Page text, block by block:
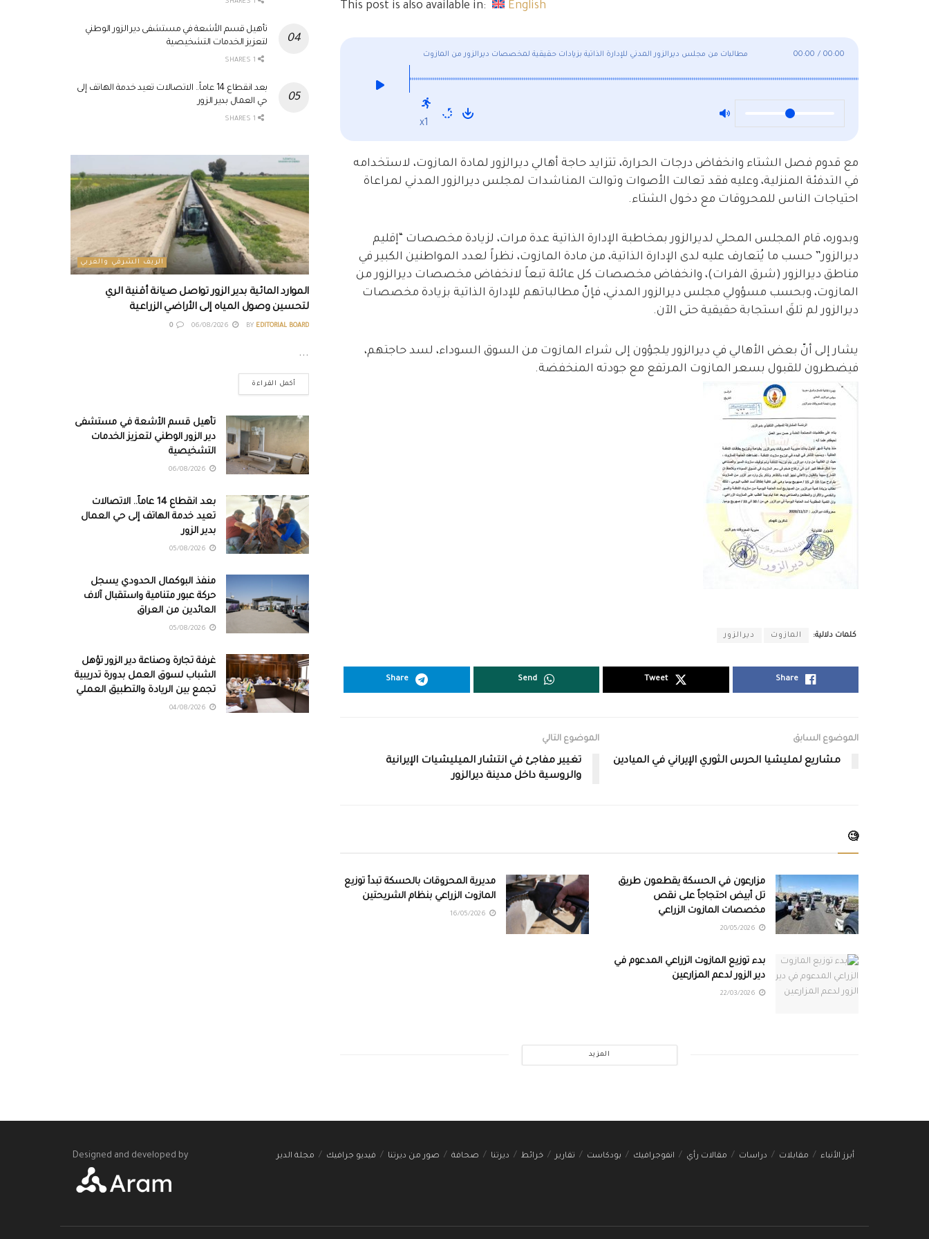
This post is also available in: English
مطالبات من مجلس ديرالزور المدني للإدارة الذاتية بزيادات حقيقية لمخصصات ديرالزور من المازوت 00:00 / 00:00
x1
مع قدوم فصل الشتاء وانخفاض درجات الحرارة، تتزايد حاجة أهالي ديرالزور لمادة المازوت، لاستخدامه
في التدفئة المنزلية، وعليه فقد تعالت الأصوات وتوالت المناشدات لمجلس ديرالزور المدني لمراعاة
احتياجات الناس للمحروقات مع دخول الشتاء.
وبدوره، قام المجلس المحلي لديرالزور بمخاطبة الإدارة الذاتية عدة مرات، لزيادة مخصصات “إقليم
ديرالزور” حسب ما يُتعارف عليه لدى الإدارة الذاتية، من مادة المازوت، نظراً لعدد المواطنين الكبير في
مناطق ديرالزور (شرق الفرات)، وانخفاض مخصصات كل عائلة تبعاً لانخفاض مخصصات ديرالزور من
المازوت، وبحسب مسؤولي مجلس ديرالزور المدني، فإنّ مطالباتهم للإدارة الذاتية بزيادة مخصصات
ديرالزور لم تلقَ استجابة حقيقية حتى الآن.
يشار إلى أنّ بعض الأهالي في ديرالزور يلجؤون إلى شراء المازوت من السوق السوداء، لسد حاجتهم،
فيضطرون للقبول بسعر المازوت المرتفع مع جودته المنخفضة.
كلمات دلالية: المازوت ديرالزور
Share
Tweet
Send
Share
الموضوع السابق
مشاريع لمليشيا الحرس الثوري الإيراني في الميادين
الموضوع التالي
تغيير مفاجئ في انتشار الميليشيات الإيرانية
والروسية داخل مدينة ديرالزور
🧐
مزارعون في الحسكة يقطعون طريق
تل أبيض احتجاجاً على نقص
مخصصات المازوت الزراعي
مديرية المحروقات بالحسكة تبدأ توزيع
المازوت الزراعي بنظام الشريحتين
بدء توزيع المازوت الزراعي المدعوم في
دير الزور لدعم المزارعين
المزيد
تأهيل قسم الأشعة في مستشفى دير الزور الوطني
لتعزيز الخدمات التشخيصية
بعد انقطاع 14 عاماً.. الاتصالات تعيد خدمة الهاتف إلى
حي العمال بدير الزور
الريف الشرقي والغربي
الموارد المائية بدير الزور تواصل صيانة أقنية الري
لتحسين وصول المياه إلى الأراضي الزراعية
BY EDITORIAL BOARD
0
...
أكمل القراءة
تأهيل قسم الأشعة في مستشفى
دير الزور الوطني لتعزيز الخدمات
التشخيصية
بعد انقطاع 14 عاماً.. الاتصالات
تعيد خدمة الهاتف إلى حي العمال
بدير الزور
منفذ البوكمال الحدودي يسجل
حركة عبور متنامية واستقبال آلاف
العائدين من العراق
غرفة تجارة وصناعة دير الزور تؤهل
الشباب لسوق العمل بدورة تدريبية
تجمع بين الريادة والتطبيق العملي
أبرز الأنباء مقابلات دراسات مقالات رأي انفوجرافيك بودكاست تقارير خرائط ديرتنا صحافة صور من ديرتنا فيديو جرافيك مجلة الدير Designed and developed by